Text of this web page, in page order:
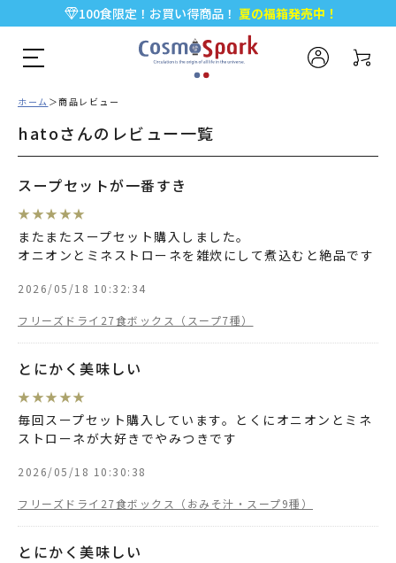
100食限定！お買い得商品！ 夏の福箱発売中！
5,000円以上のお買い物で全国一律送料無料♪
新規会員登録で今すぐ使える500ポイント プレゼント！
ホーム 商品レビュー
hatoさんのレビュー一覧
スープセットが一番すき
★ ★★ ★★
またまたスープセット購入しました。
オニオンとミネストローネを雑炊にして煮込むと絶品です
2026/05/18 10:32:34
フリーズドライ27食ボックス（スープ7種）
とにかく美味しい
★ ★★ ★★
毎回スープセット購入しています。とくにオニオンとミネ
ストローネが大好きでやみつきです
2026/05/18 10:30:38
フリーズドライ27食ボックス（おみそ汁・スープ9種）
とにかく美味しい